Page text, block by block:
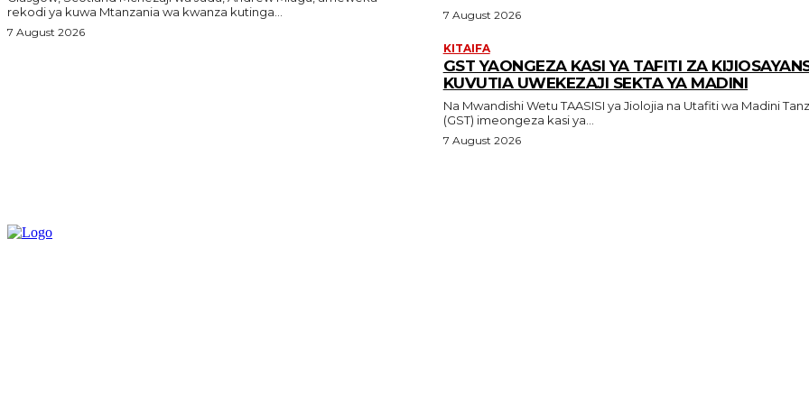
rekodi ya kuwa Mtanzania wa kwanza kutinga...
7 August 2026
7 August 2026
KITAIFA
GST YAONGEZA KASI YA TAFITI ZA
KUVUTIA UWEKEZAJI SEKTA YA MADINI
Na Mwandishi Wetu TAASISI ya Jiolojia na Utafiti wa Madini Tanzania
(GST) imeongeza kasi ya...
7 August 2026